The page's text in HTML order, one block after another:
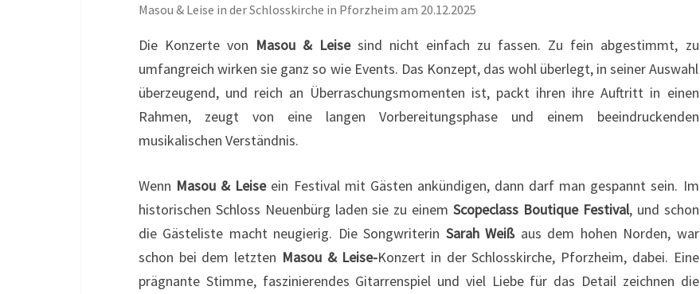
Masou & Leise in der Schlosskirche in Pforzheim am 20.12.2025
Die Konzerte von Masou & Leisesind nicht einfach zu fassen. Zu fein abgestimmt, zu
umfangreich wirken sie ganz so wie Events. Das Konzept, das wohl überlegt, in seiner Auswahl
überzeugend, und reich an Überraschungsmomenten ist, packt ihren ihre Auftritt in einen
Rahmen, zeugt von eine langen Vorbereitungsphase und einem beeindruckenden
musikalischen Verständnis.
Wenn Masou & Leise ein Festival mit Gästen ankündigen, dann darf man gespannt sein. Im
historischen Schloss Neuenbürg laden sie zu einemScopeclass Boutique Festival, und schon
die Gästeliste macht neugierig. Die Songwriterin Sarah Weißaus dem hohen Norden, war
schon bei dem letzten Masou & Leise-Konzert in der Schlosskirche, Pforzheim, dabei. Eine
prägnante Stimme, faszinierendes Gitarrenspiel und viel Liebe für das Detail zeichnen die